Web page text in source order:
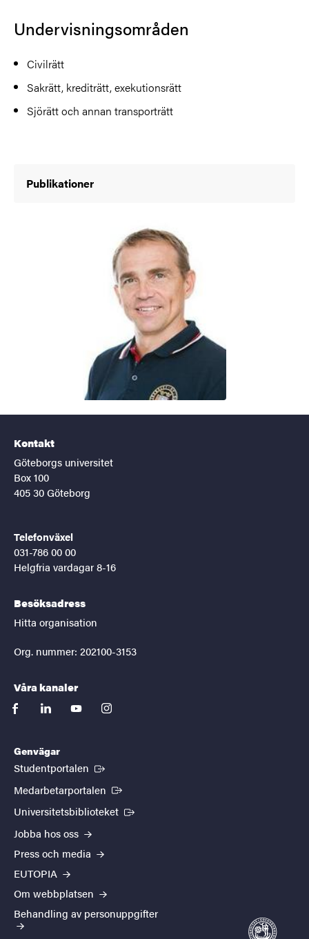
Undervisningsområden
Civilrätt
Sakrätt, krediträtt, exekutionsrätt
Sjörätt och annan transporträtt
Publikationer
Kontakt
Göteborgs universitet
Box 100
405 30 Göteborg
Telefonväxel
031-786 00 00
Helgfria vardagar 8-16
Besöksadress
Hitta organisation
Org. nummer: 202100-3153
Våra kanaler
facebooklinkedinyoutubeinstagram
Genvägar
Studentportalen (Extern länk)
Medarbetarportalen (Extern länk)
Universitetsbiblioteket (Extern länk)
Jobba hos oss
Press och media
EUTOPIA
Om webbplatsen
Behandling av personuppgifter